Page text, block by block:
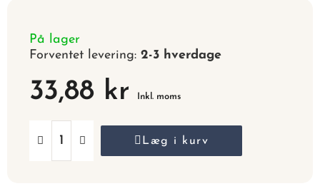
På lager
Forventet levering: 2-3 hverdage
33,88 kr Inkl. moms
Læg i kurv